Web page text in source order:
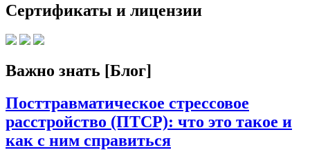
Сертификаты и лицензии
Важно знать [Блог]
Посттравматическое стрессовое
расстройство (ПТСР): что это такое и
как с ним справиться